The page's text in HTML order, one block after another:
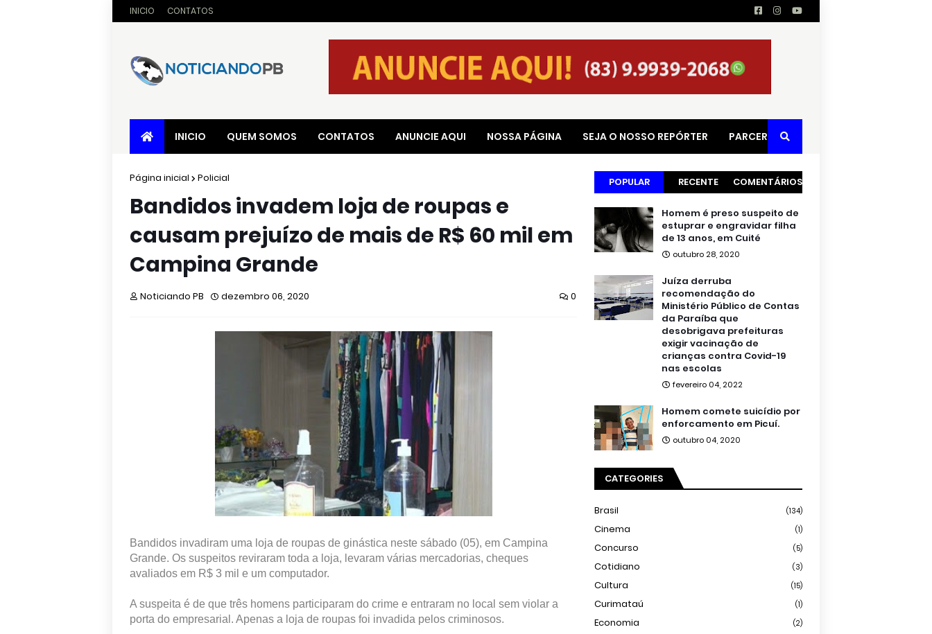
INICIO CONTATOS
INICIO QUEM SOMOS CONTATOS ANUNCIE AQUI NOSSA PÁGINA SEJA O NOSSO REPÓRTER PARCERIAS
Página inicial Policial
Bandidos invadem loja de roupas e
causam prejuízo de mais de R$ 60 mil em
Campina Grande
Noticiando PB dezembro 06, 2020 0
Bandidos invadiram uma loja de roupas de ginástica neste sábado (05), em Campina
Grande. Os suspeitos reviraram toda a loja, levaram várias mercadorias, cheques
avaliados em R$ 3 mil e um computador.
A suspeita é de que três homens participaram do crime e entraram no local sem violar a
porta do empresarial. Apenas a loja de roupas foi invadida pelos criminosos.
POPULAR RECENTE COMENTÁRIOS
Homem é preso suspeito de
estuprar e engravidar filha
de 13 anos, em Cuité
outubro 28, 2020
Juíza derruba
recomendação do
Ministério Público de Contas
da Paraíba que
desobrigava prefeituras
exigir vacinação de
crianças contra Covid-19
nas escolas
fevereiro 04, 2022
Homem comete suicídio por
enforcamento em Picuí.
outubro 04, 2020
CATEGORIES
Brasil (134)
Cinema (1)
Concurso (5)
Cotidiano (3)
Cultura (15)
Curimataú (1)
Economia (2)